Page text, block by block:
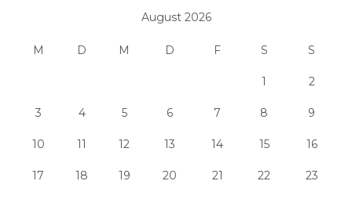
August 2026
M D M D F S S
1 2
3 4 5 6 7 8 9
10 11 12 13 14 15 16
17 18 19 20 21 22 23